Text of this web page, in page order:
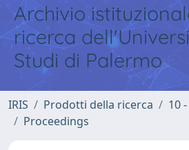
Archivio
ricerca
Studi di Palermo
IRIS Prodotti della ricerca
10
Proceedings